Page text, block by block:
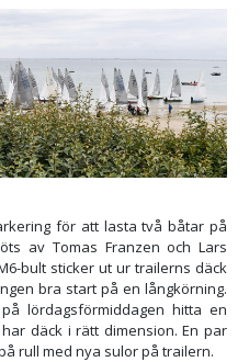
för att lasta två båtar på
av Tomas Franzen och Lars
bult sticker ut ur trailerns däck
bra start på en långkörning.
lördagsförmiddagen hitta en
däck i rätt dimension. En par
rull med nya sulor på trailern.